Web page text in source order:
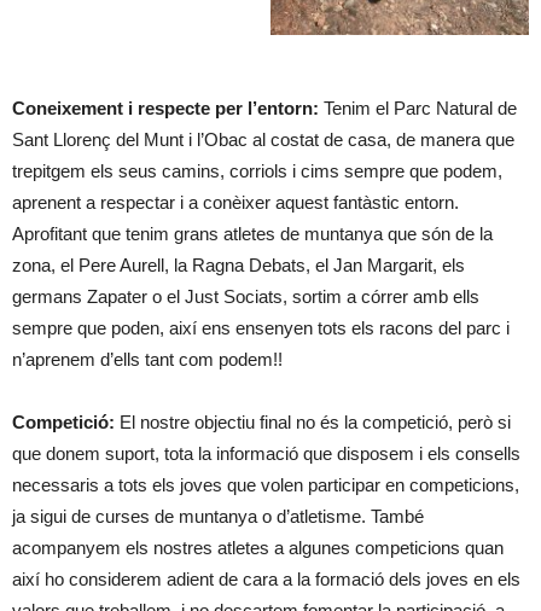
Coneixement i respecte per l’entorn: Tenim el Parc Natural de
Sant Llorenç del Munt i l’Obac al costat de casa, de manera que
trepitgem els seus camins, corriols i cims sempre que podem,
aprenent a respectar i a conèixer aquest fantàstic entorn.
Aprofitant que tenim grans atletes de muntanya que són de la
zona, el Pere Aurell, la Ragna Debats, el Jan Margarit, els
germans Zapater o el Just Sociats, sortim a córrer amb ells
sempre que poden, així ens ensenyen tots els racons del parc i
n’aprenem d’ells tant com podem!!
Competició: El nostre objectiu final no és la competició, però si
que donem suport, tota la informació que disposem i els consells
necessaris a tots els joves que volen participar en competicions,
ja sigui de curses de muntanya o d’atletisme. També
acompanyem els nostres atletes a algunes competicions quan
així ho considerem adient de cara a la formació dels joves en els